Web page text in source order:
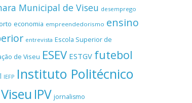
Municipal de Viseu desemprego
economia empreendedorismo ensino
entrevista Escola Superior de
de Viseu ESEV ESTGV futebol
IEFP Instituto Politécnico
IPV jornalismo